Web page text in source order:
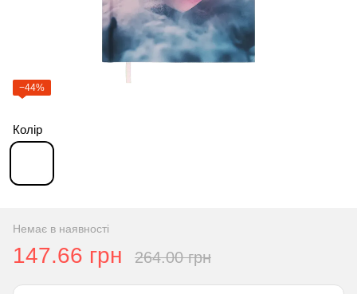
−44%
Колір
Немає в наявності
147.66 грн 264.00 грн